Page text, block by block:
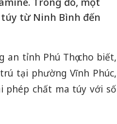
từ Ninh Bình đến
an tỉnh Phú Thọ cho biết,
tại phường Vĩnh Phúc,
phép chất ma túy với số